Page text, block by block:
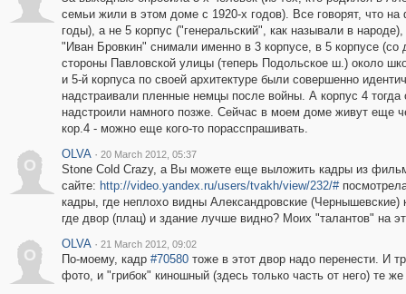
семьи жили в этом доме с 1920-х годов). Все говорят, что
годы), а не 5 корпус ("генеральский", как называли в
"Иван Бровкин" снимали именно в 3 корпусе, в 5 корпусе
стороны Павловской улицы (теперь Подольское ш.) около
и 5-й корпуса по своей архитектуре были совершенно
надстраивали пленные немцы после войны. А корпус 4
надстроили намного позже. Сейчас в моем доме живут еще
кор.4 - можно еще кого-то порасспрашивать.
O
OLVA · 20 March 2012, 05:37
Stone Cold Crazy, а Вы можете еще выложить кадры из
сайте: http://video.yandex.ru/users/tvakh/view/232/#
кадры, где неплохо видны Александровские
где двор (плац) и здание лучше видно? Моих "талантов" на
O
OLVA · 21 March 2012, 09:02
По-моему, кадр #70580тоже в этот двор надо перенести. И
фото, и "грибок" киношный (здесь только часть от него) те